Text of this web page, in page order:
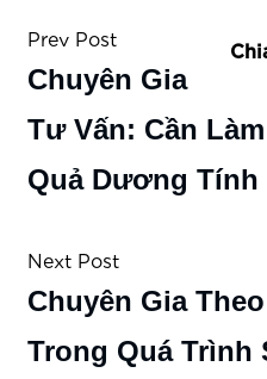
Prev Post
Chuyên Gia
Tư Vấn: Cần
Quả Dương Tính
Next Post
Chuyên Gia
Trong Quá Trình